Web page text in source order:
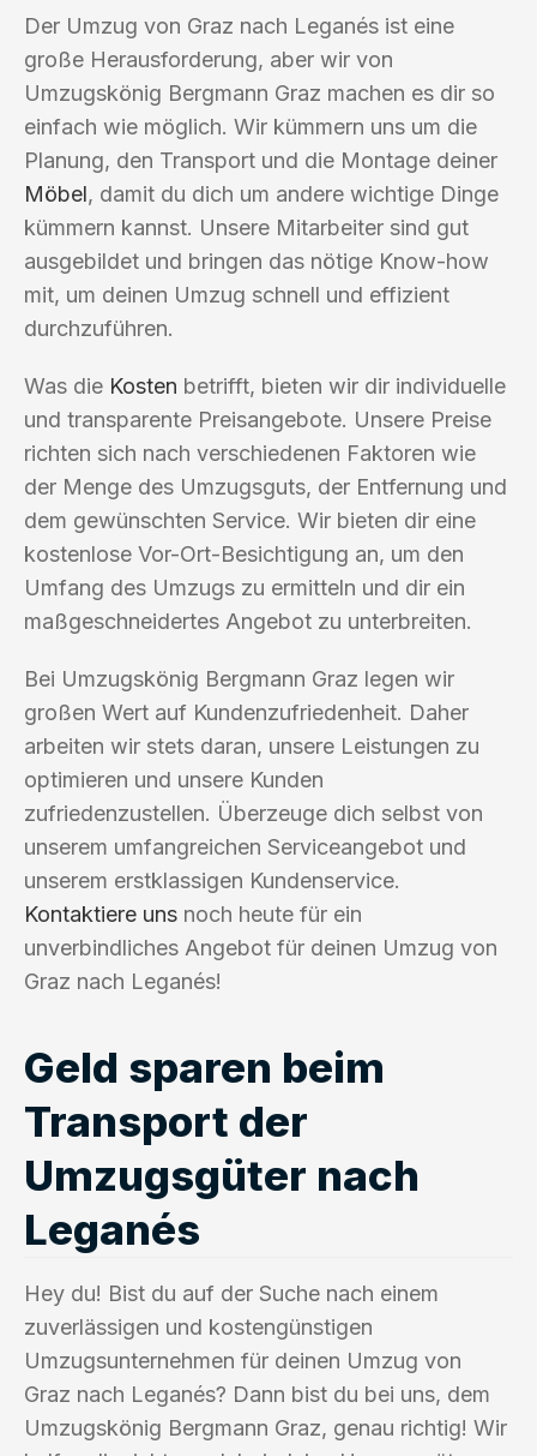
Der Umzug von Graz nach Leganés ist eine
große Herausforderung, aber wir von
Umzugskönig Bergmann Graz machen es dir so
einfach wie möglich. Wir kümmern uns um die
Planung, den Transport und die Montage deiner
Möbel, damit du dich um andere wichtige Dinge
kümmern kannst. Unsere Mitarbeiter sind gut
ausgebildet und bringen das nötige Know-how
mit, um deinen Umzug schnell und effizient
durchzuführen.
Was die Kosten betrifft, bieten wir dir individuelle
und transparente Preisangebote. Unsere Preise
richten sich nach verschiedenen Faktoren wie
der Menge des Umzugsguts, der Entfernung und
dem gewünschten Service. Wir bieten dir eine
kostenlose Vor-Ort-Besichtigung an, um den
Umfang des Umzugs zu ermitteln und dir ein
maßgeschneidertes Angebot zu unterbreiten.
Bei Umzugskönig Bergmann Graz legen wir
großen Wert auf Kundenzufriedenheit. Daher
arbeiten wir stets daran, unsere Leistungen zu
optimieren und unsere Kunden
zufriedenzustellen. Überzeuge dich selbst von
unserem umfangreichen Serviceangebot und
unserem erstklassigen Kundenservice.
Kontaktiere uns noch heute für ein
unverbindliches Angebot für deinen Umzug von
Graz nach Leganés!
Geld sparen beim
Transport der
Umzugsgüter nach
Leganés
Hey du! Bist du auf der Suche nach einem
zuverlässigen und kostengünstigen
Umzugsunternehmen für deinen Umzug von
Graz nach Leganés? Dann bist du bei uns, dem
Umzugskönig Bergmann Graz, genau richtig! Wir